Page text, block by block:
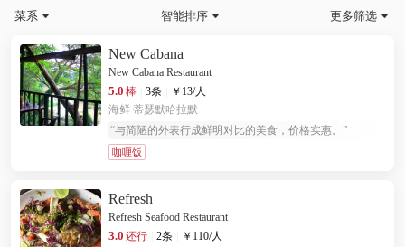
菜系  智能排序  更多筛选 
New Cabana
New Cabana Restaurant
5.0 棒 3条 ￥ 13/人
海鲜 蒂瑟默哈拉默
“与简陋的外表行成鲜明对比的美食，价格实惠。 ”
咖喱饭
Refresh
Refresh Seafood Restaurant
3.0 还行 2条 ￥ 110/人